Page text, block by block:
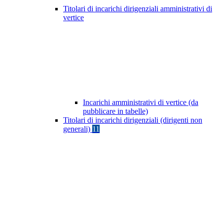
Titolari di incarichi dirigenziali amministrativi di
vertice
Incarichi amministrativi di vertice (da
pubblicare in tabelle)
Titolari di incarichi dirigenziali (dirigenti non
generali) 11